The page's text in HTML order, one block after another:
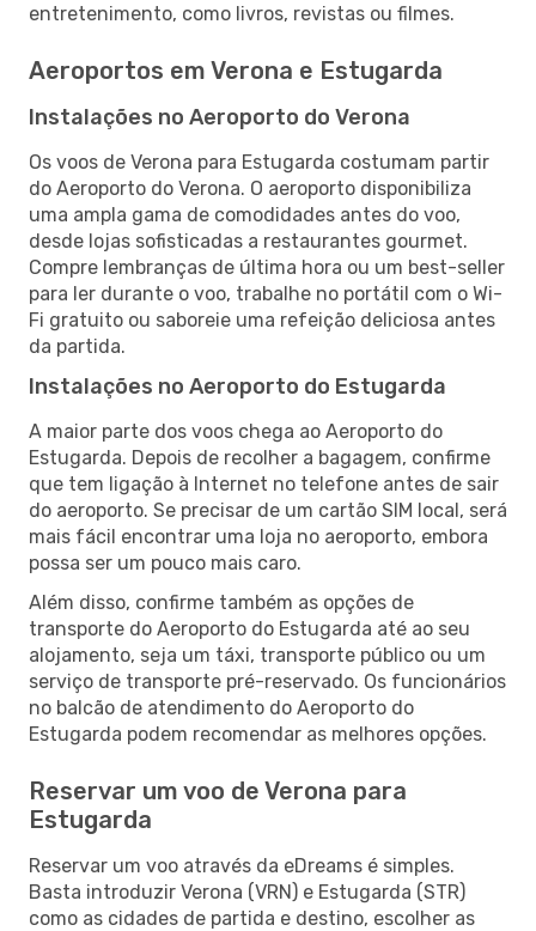
entretenimento, como livros, revistas ou filmes.
Aeroportos em Verona e Estugarda
Instalações no Aeroporto do Verona
Os voos de Verona para Estugarda costumam partir
do Aeroporto do Verona. O aeroporto disponibiliza
uma ampla gama de comodidades antes do voo,
desde lojas sofisticadas a restaurantes gourmet.
Compre lembranças de última hora ou um best-seller
para ler durante o voo, trabalhe no portátil com o Wi-
Fi gratuito ou saboreie uma refeição deliciosa antes
da partida.
Instalações no Aeroporto do Estugarda
A maior parte dos voos chega ao Aeroporto do
Estugarda. Depois de recolher a bagagem, confirme
que tem ligação à Internet no telefone antes de sair
do aeroporto. Se precisar de um cartão SIM local, será
mais fácil encontrar uma loja no aeroporto, embora
possa ser um pouco mais caro.
Além disso, confirme também as opções de
transporte do Aeroporto do Estugarda até ao seu
alojamento, seja um táxi, transporte público ou um
serviço de transporte pré-reservado. Os funcionários
no balcão de atendimento do Aeroporto do
Estugarda podem recomendar as melhores opções.
Reservar um voo de Verona para
Estugarda
Reservar um voo através da eDreams é simples.
Basta introduzir Verona (VRN) e Estugarda (STR)
como as cidades de partida e destino, escolher as